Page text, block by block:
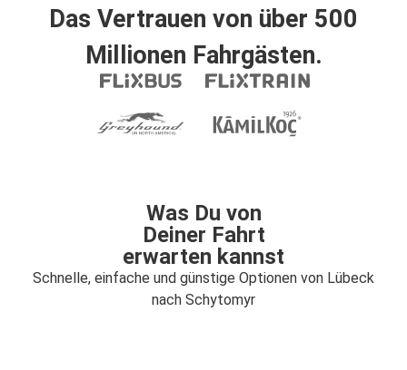
Das Vertrauen von über 500
Millionen Fahrgästen.
Was Du von
Deiner Fahrt
erwarten kannst
Schnelle, einfache und günstige Optionen von Lübeck
nach Schytomyr